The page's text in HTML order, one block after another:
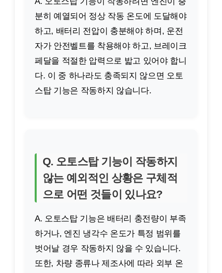
분히 예열되어 정상 작동 온도에 도달해야
하고, 배터리 전압이 충분해야 하며, 운전
자가 안전벨트를 착용해야 하고, 브레이크
페달을 적절한 압력으로 밟고 있어야 합니
다. 이 중 하나라도 충족되지 않으면 오토
스탑 기능은 작동하지 않습니다.
Q. 오토스탑 기능이 작동하지
않는 예외적인 상황은 구체적
으로 어떤 것들이 있나요?
A. 오토스탑 기능은 배터리 충전량이 부족
하거나, 엔진 냉각수 온도가 특정 범위를
벗어날 경우 작동하지 않을 수 있습니다.
또한, 차량 종류나 제조사에 따라 외부 온